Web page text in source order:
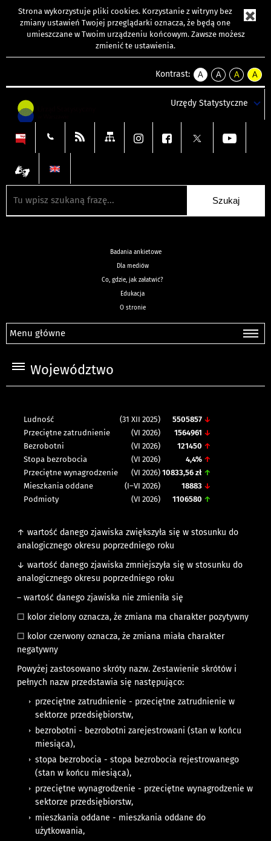
Strona wykorzystuje pliki cookies. Korzystanie z witryny bez
zmiany ustawień Twojej przeglądarki oznacza, że będą one
umieszczane w Twoim urządzeniu końcowym. Zawsze możesz
zmienić te ustawienia.
Kontrast:
A
kontrast
A
kontrast
tekst
czarnym
A
kontrast
tekst
czarnym
A
tekst
żółtym
Urzędy Statystyczne
Badania ankietowe
Dla mediów
Co, gdzie, jak załatwić?
Edukacja
O stronie
Menu główne
Województwo
Ludność (31 XII 2025) 5505857 ↓
Przeciętne zatrudnienie
(VI 2026) 1564961 ↓
Bezrobotni
(VI 2026) 121450 ↑
Stopa bezrobocia
(VI 2026) 4,4% ↑
Przeciętne wynagrodzenie
(VI 2026) 10833,56 zł ↑
Mieszkania oddane
(I–VI 2026) 18883 ↓
Podmioty
(VI 2026) 1106580 ↑
↑ wartość danego zjawiska zwiększyła się w stosunku do
analogicznego okresu poprzedniego roku
↓ wartość danego zjawiska zmniejszyła się w stosunku do
analogicznego okresu poprzedniego roku
– wartość danego zjawiska nie zmieniła się
☐ kolor zielony oznacza, że zmiana ma charakter pozytywny
☐ kolor czerwony oznacza, że zmiana miała charakter
negatywny
Powyżej zastosowano skróty nazw. Zestawienie skrótów i
pełnych nazw przedstawia się następująco:
przeciętne zatrudnienie - przeciętne zatrudnienie w
sektorze przedsiębiorstw,
bezrobotni - bezrobotni zarejestrowani (stan w końcu
miesiąca),
stopa bezrobocia - stopa bezrobocia rejestrowanego
(stan w końcu miesiąca),
przeciętne wynagrodzenie - przeciętne wynagrodzenie w
sektorze przedsiębiorstw,
mieszkania oddane - mieszkania oddane do
użytkowania,